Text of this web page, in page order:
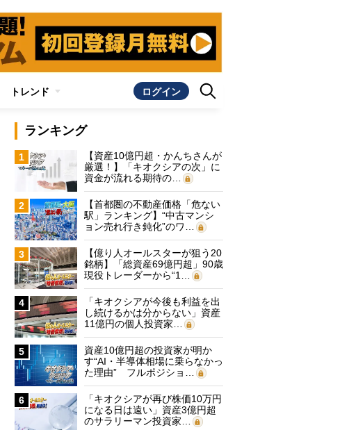
トレンド ログイン
ランキング
1
【資産10億円超・かんちさんが
厳選！】「キオクシアの次」に
資金が流れる期待の…
2
【首都圏の不動産価格「危ない
駅」ランキング】“中古マンシ
ョン売れ行き鈍化”のワ…
3
【億り人オールスターが狙う20
銘柄】「総資産69億円超」90歳
現役トレーダーから“1…
4
「キオクシアが今後も利益を出
し続けるかは分からない」資産
11億円の個人投資家…
5
資産10億円超の投資家が明か
す“AI・半導体相場に乗らなかっ
た理由” フルポジショ…
6
「キオクシアが再び株価10万円
になる日は遠い」資産3億円超
のサラリーマン投資家…